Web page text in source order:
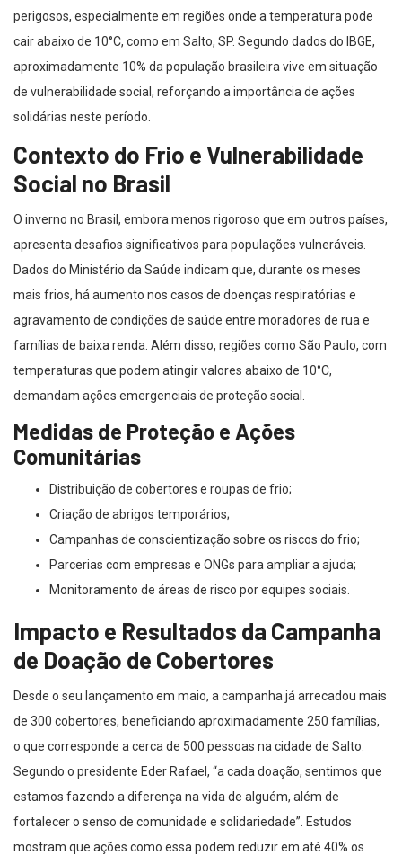
perigosos, especialmente em regiões onde a temperatura pode
cair abaixo de 10°C, como em Salto, SP. Segundo dados do IBGE,
aproximadamente 10% da população brasileira vive em situação
de vulnerabilidade social, reforçando a importância de ações
solidárias neste período.
Contexto do Frio e Vulnerabilidade
Social no Brasil
O inverno no Brasil, embora menos rigoroso que em outros países,
apresenta desafios significativos para populações vulneráveis.
Dados do Ministério da Saúde indicam que, durante os meses
mais frios, há aumento nos casos de doenças respiratórias e
agravamento de condições de saúde entre moradores de rua e
famílias de baixa renda. Além disso, regiões como São Paulo, com
temperaturas que podem atingir valores abaixo de 10°C,
demandam ações emergenciais de proteção social.
Medidas de Proteção e Ações
Comunitárias
Distribuição de cobertores e roupas de frio;
Criação de abrigos temporários;
Campanhas de conscientização sobre os riscos do frio;
Parcerias com empresas e ONGs para ampliar a ajuda;
Monitoramento de áreas de risco por equipes sociais.
Impacto e Resultados da Campanha
de Doação de Cobertores
Desde o seu lançamento em maio, a campanha já arrecadou mais
de 300 cobertores, beneficiando aproximadamente 250 famílias,
o que corresponde a cerca de 500 pessoas na cidade de Salto.
Segundo o presidente Eder Rafael, “a cada doação, sentimos que
estamos fazendo a diferença na vida de alguém, além de
fortalecer o senso de comunidade e solidariedade”. Estudos
mostram que ações como essa podem reduzir em até 40% os